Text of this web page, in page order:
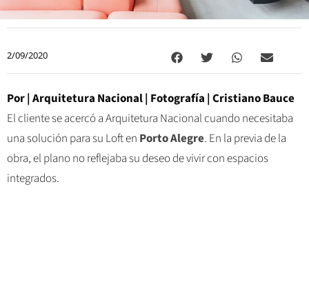
2/09/2020
Por | Arquitetura Nacional | Fotografía | Cristiano Bauce
El cliente se acercó a Arquitetura Nacional cuando necesitaba
una solución para su Loft en Porto Alegre. En la previa de la
obra, el plano no reflejaba su deseo de vivir con espacios
integrados.